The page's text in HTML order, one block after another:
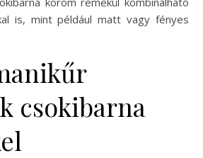
is, mint például matt vagy fényes
csokibarna